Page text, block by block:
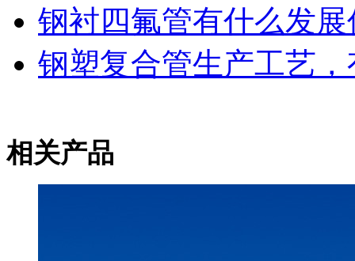
钢衬四氟管有什么发
钢塑复合管生产工艺
相关产品